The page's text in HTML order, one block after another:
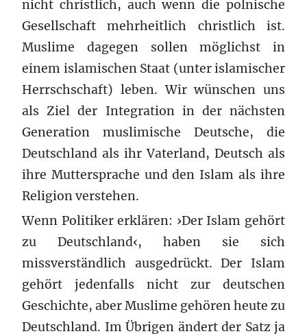
nicht christlich, auch wenn die polnische
Gesellschaft mehrheitlich christlich ist.
Muslime dagegen sollen möglichst in
einem islamischen Staat (unter islamischer
Herrschschaft) leben. Wir wünschen uns
als Ziel der Integration in der nächsten
Generation muslimische Deutsche, die
Deutschland als ihr Vaterland, Deutsch als
ihre Muttersprache und den Islam als ihre
Religion verstehen.
Wenn Politiker erklären: ›Der Islam gehört
zu Deutschland‹, haben sie sich
missverständlich ausgedrückt. Der Islam
gehört jedenfalls nicht zur deutschen
Geschichte, aber Muslime gehören heute zu
Deutschland. Im Übrigen ändert der Satz ja